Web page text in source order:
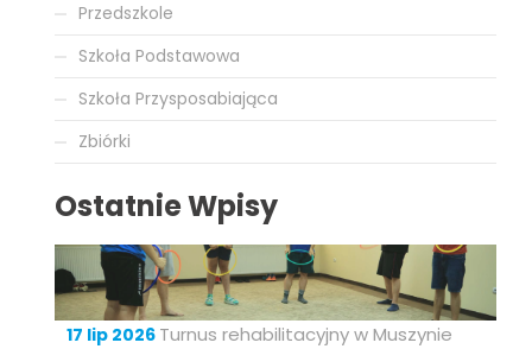
Przedszkole
Szkoła Podstawowa
Szkoła Przysposabiająca
Zbiórki
Ostatnie Wpisy
17 lip 2026 Turnus rehabilitacyjny w Muszynie